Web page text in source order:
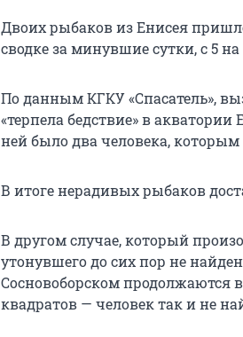
Двоих рыбаков из Енисея
сводке за минувшие сутки, с 5
По данным КГКУ «Спасатель»,
«терпела бедствие» в
ней было два человека,
В итоге нерадивых рыбаков
В другом случае, который
утонувшего до сих пор не
Сосновоборском продолжаются
квадратов — человек так и не